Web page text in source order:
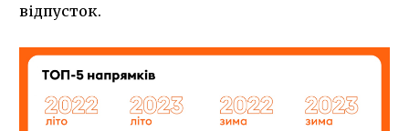
відпусток.